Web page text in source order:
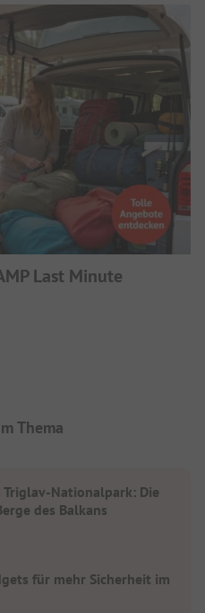
Last Minute
Thema
Triglav-Nationalpark: Die
des Balkans
für mehr Sicherheit im